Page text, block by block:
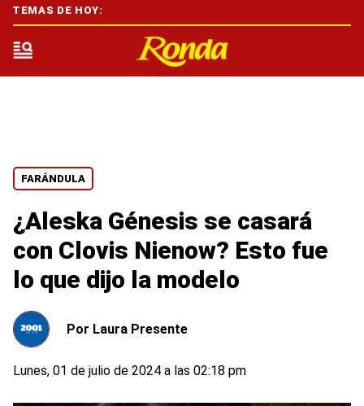
FARÁNDULA
¿Aleska Génesis se casará
con Clovis Nienow? Esto fue
lo que dijo la modelo
Por Laura Presente
Lunes, 01 de julio de 2024 a las 02:18 pm
TEMAS DE HOY: